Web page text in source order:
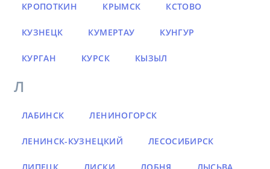
КРОПОТКИН КРЫМСК КСТОВО
КУЗНЕЦК КУМЕРТАУ КУНГУР
КУРГАН КУРСК КЫЗЫЛ
Л
ЛАБИНСК ЛЕНИНОГОРСК
ЛЕНИНСК-КУЗНЕЦКИЙ ЛЕСОСИБИРСК